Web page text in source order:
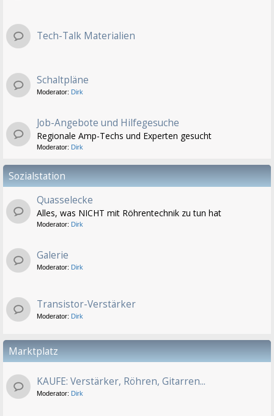
Tech-Talk Materialien
Schaltpläne
Moderator: Dirk
Job-Angebote und Hilfegesuche
Regionale Amp-Techs und Experten gesucht
Moderator: Dirk
Sozialstation
Quasselecke
Alles, was NICHT mit Röhrentechnik zu tun hat
Moderator: Dirk
Galerie
Moderator: Dirk
Transistor-Verstärker
Moderator: Dirk
Marktplatz
KAUFE: Verstärker, Röhren, Gitarren...
Moderator: Dirk